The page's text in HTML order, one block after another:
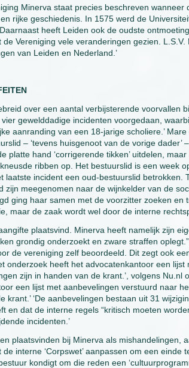
Minerva staat precies beschreven wanneer
rijke geschiedenis. In 1575 werd de
heeft Leiden ook de oudste
de Vereniging vele veranderingen gezien.
van Leiden en Nederland.’
over een aantal verbijsterende voorvallen
gewelddadige incidenten voorgedaan,
aanranding van een 18-jarige scholiere.’
– ‘tevens huisgenoot van de vorige dader’
platte hand ‘corrigerende tikken’ uitdelen,
ribben op. Het bestuurslid is een week
laatste incident een oud-bestuurslid
zijn meegenomen naar de wijnkelder van de
ging haar samen met de voorzitter zoeken en
maar de zaak wordt wel door de interne
plaatsvind. Minerva heeft namelijk zijn
grondig onderzoekt en zware straffen
de vereniging zelf beoordeeld. Dit zegt ook
onderzoek heeft het advocatenkantoor een
zijn in handen van de krant.’, volgens Nu.nl
een lijst met aanbevelingen verstuurd naar
krant.’ ‘De aanbevelingen bestaan uit 31
en dat de interne regels “kritisch moeten
incidenten.’
plaatsvinden bij Minerva als mishandelingen,
interne ‘Corpswet’ aanpassen om een
kondigt om die reden een